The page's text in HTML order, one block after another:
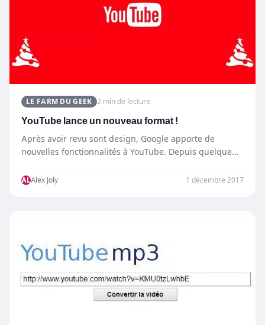
LE FARM DU GEEK 2 min de lecture
YouTube lance un nouveau format !
Après avoir revu sont design, Google apporte de
nouvelles fonctionnalités à YouTube. Depuis quelque
ALAlex Joly 1 décembre 2017